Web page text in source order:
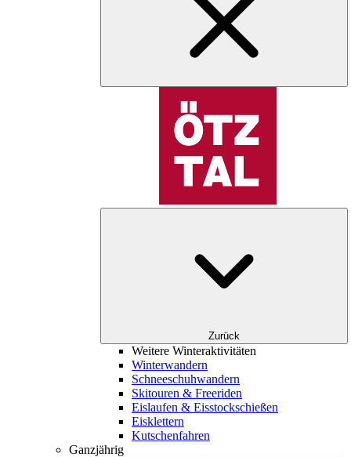
Zurück
Weitere Winteraktivitäten
Winterwandern
Schneeschuhwandern
Skitouren & Freeriden
Eislaufen & Eisstockschießen
Eisklettern
Kutschenfahren
Ganzjährig